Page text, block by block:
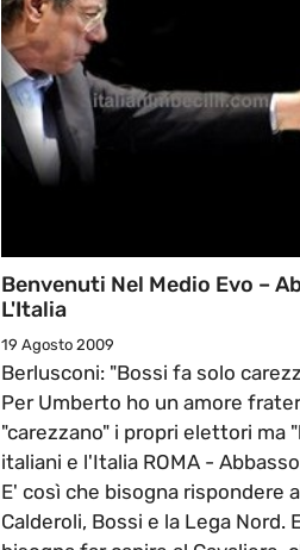
Benvenuti Nel Medio Evo –
L'Italia
19 Agosto 2009
Berlusconi: "Bossi fa solo
Per Umberto ho un amore
"carezzano" i propri elettori ma
italiani e l'Italia ROMA -
E' così che bisogna rispondere
Calderoli, Bossi e la Lega Nord.